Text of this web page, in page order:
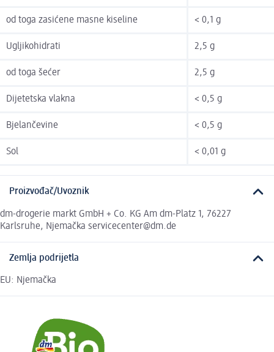
od toga zasićene masne kiseline < 0,1 g
Ugljikohidrati 2,5 g
od toga šećer 2,5 g
Dijetetska vlakna < 0,5 g
Bjelančevine < 0,5 g
Sol < 0,01 g
Proizvođač/Uvoznik
dm-drogerie markt GmbH + Co. KG Am dm-Platz 1, 76227
Karlsruhe, Njemačka servicecenter@dm.de
Zemlja podrijetla
EU: Njemačka